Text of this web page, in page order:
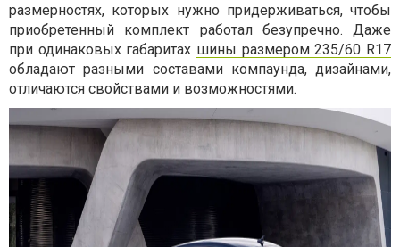
размерностях, которых нужно придерживаться, чтобы
приобретенный комплект работал безупречно. Даже
при одинаковых габаритах шины размером 235/60 R17
обладают разными составами компаунда, дизайнами,
отличаются свойствами и возможностями.